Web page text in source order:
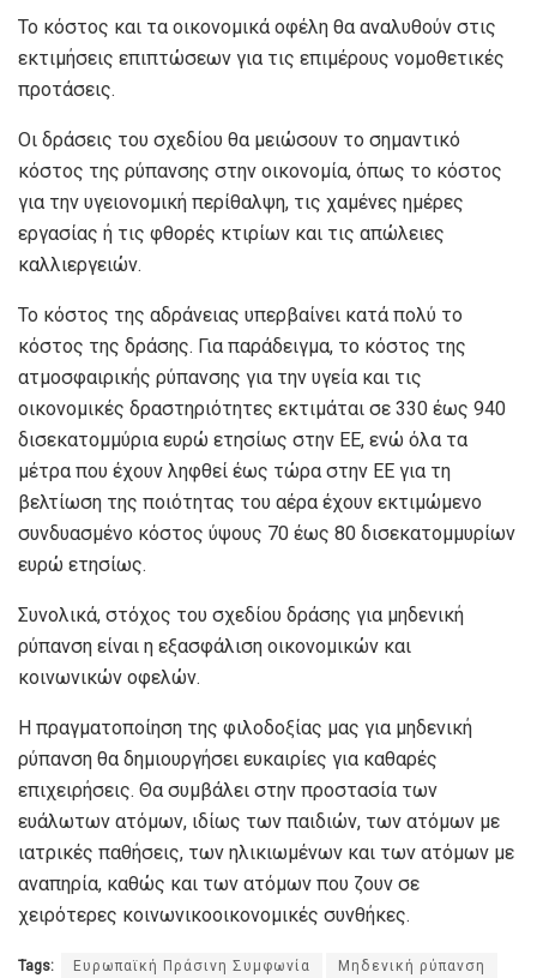
Το κόστος και τα οικονομικά οφέλη θα αναλυθούν στις
εκτιμήσεις επιπτώσεων για τις επιμέρους νομοθετικές
προτάσεις.
Οι δράσεις του σχεδίου θα μειώσουν το σημαντικό
κόστος της ρύπανσης στην οικονομία, όπως το κόστος
για την υγειονομική περίθαλψη, τις χαμένες ημέρες
εργασίας ή τις φθορές κτιρίων και τις απώλειες
καλλιεργειών.
Το κόστος της αδράνειας υπερβαίνει κατά πολύ το
κόστος της δράσης. Για παράδειγμα, το κόστος της
ατμοσφαιρικής ρύπανσης για την υγεία και τις
οικονομικές δραστηριότητες εκτιμάται σε 330 έως 940
δισεκατομμύρια ευρώ ετησίως στην ΕΕ, ενώ όλα τα
μέτρα που έχουν ληφθεί έως τώρα στην ΕΕ για τη
βελτίωση της ποιότητας του αέρα έχουν εκτιμώμενο
συνδυασμένο κόστος ύψους 70 έως 80 δισεκατομμυρίων
ευρώ ετησίως.
Συνολικά, στόχος του σχεδίου δράσης για μηδενική
ρύπανση είναι η εξασφάλιση οικονομικών και
κοινωνικών οφελών.
Η πραγματοποίηση της φιλοδοξίας μας για μηδενική
ρύπανση θα δημιουργήσει ευκαιρίες για καθαρές
επιχειρήσεις. Θα συμβάλει στην προστασία των
ευάλωτων ατόμων, ιδίως των παιδιών, των ατόμων με
ιατρικές παθήσεις, των ηλικιωμένων και των ατόμων με
αναπηρία, καθώς και των ατόμων που ζουν σε
χειρότερες κοινωνικοοικονομικές συνθήκες.
Tags: Ευρωπαϊκή Πράσινη Συμφωνία Μηδενική ρύπανση